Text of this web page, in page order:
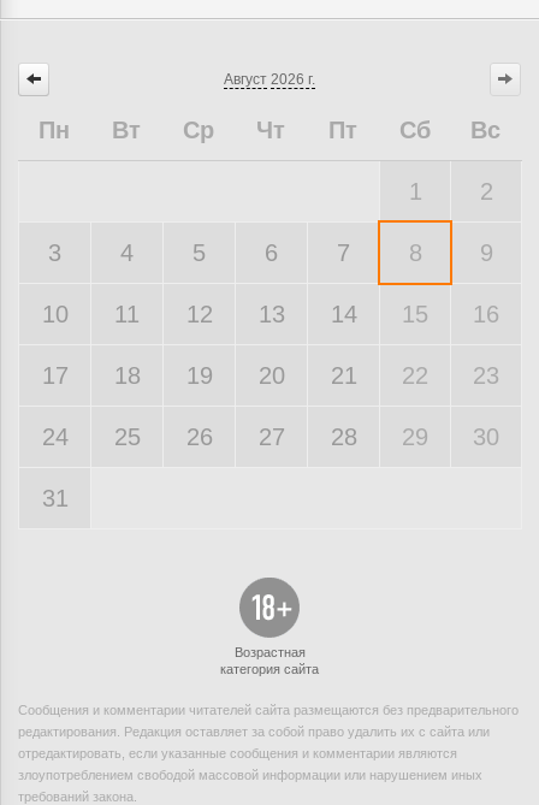
Август 2026 г.
Пн Вт Ср Чт Пт Сб Вс
1 2
3 4 5 6 7 8 9
10 11 12 13 14 15 16
17 18 19 20 21 22 23
24 25 26 27 28 29 30
31
Возрастная
категория сайта
Сообщения и комментарии читателей сайта размещаются без предварительного
редактирования. Редакция оставляет за собой право удалить их с сайта или
отредактировать, если указанные сообщения и комментарии являются
злоупотреблением свободой массовой информации или нарушением иных
требований закона.